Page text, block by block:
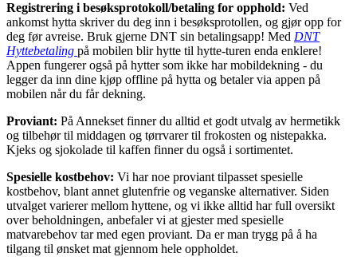
Registrering i besøksprotokoll/betaling for opphold: Ved
ankomst hytta skriver du deg inn i besøksprotollen, og gjør opp for
deg før avreise. Bruk gjerne DNT sin betalingsapp! Med DNT
Hyttebetaling på mobilen blir hytte til hytte-turen enda enklere!
Appen fungerer også på hytter som ikke har mobildekning - du
legger da inn dine kjøp offline på hytta og betaler via appen på
mobilen når du får dekning.
Proviant: På Annekset finner du alltid et godt utvalg av hermetikk
og tilbehør til middagen og tørrvarer til frokosten og nistepakka.
Kjeks og sjokolade til kaffen finner du også i sortimentet.
Spesielle kostbehov: Vi har noe proviant tilpasset spesielle
kostbehov, blant annet glutenfrie og veganske alternativer. Siden
utvalget varierer mellom hyttene, og vi ikke alltid har full oversikt
over beholdningen, anbefaler vi at gjester med spesielle
matvarebehov tar med egen proviant. Da er man trygg på å ha
tilgang til ønsket mat gjennom hele oppholdet.